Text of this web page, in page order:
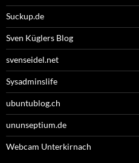
Suckup.de
Sven Küglers Blog
svenseidel.net
Sysadminslife
ubuntublog.ch
ununseptium.de
Webcam Unterkirnach